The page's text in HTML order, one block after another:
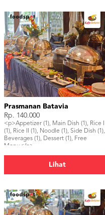
Prasmanan Batavia
Rp. 140.000
<p>Appetizer (1), Main Dish (1), Rice I
(1), Rice II (1), Noodle (1), Side Dish (1),
Beverages (1), Dessert (1), Free
Menu</p>
Lihat